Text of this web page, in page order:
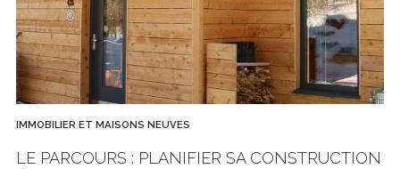
IMMOBILIER ET MAISONS NEUVES
LE PARCOURS : PLANIFIER SA CONSTRUCTION